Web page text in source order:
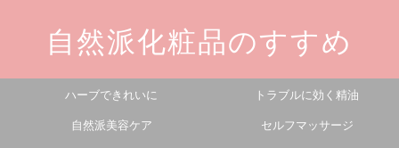
自然派化粧品のすすめ
ハーブできれいに トラブルに効く精油
自然派美容ケア セルフマッサージ